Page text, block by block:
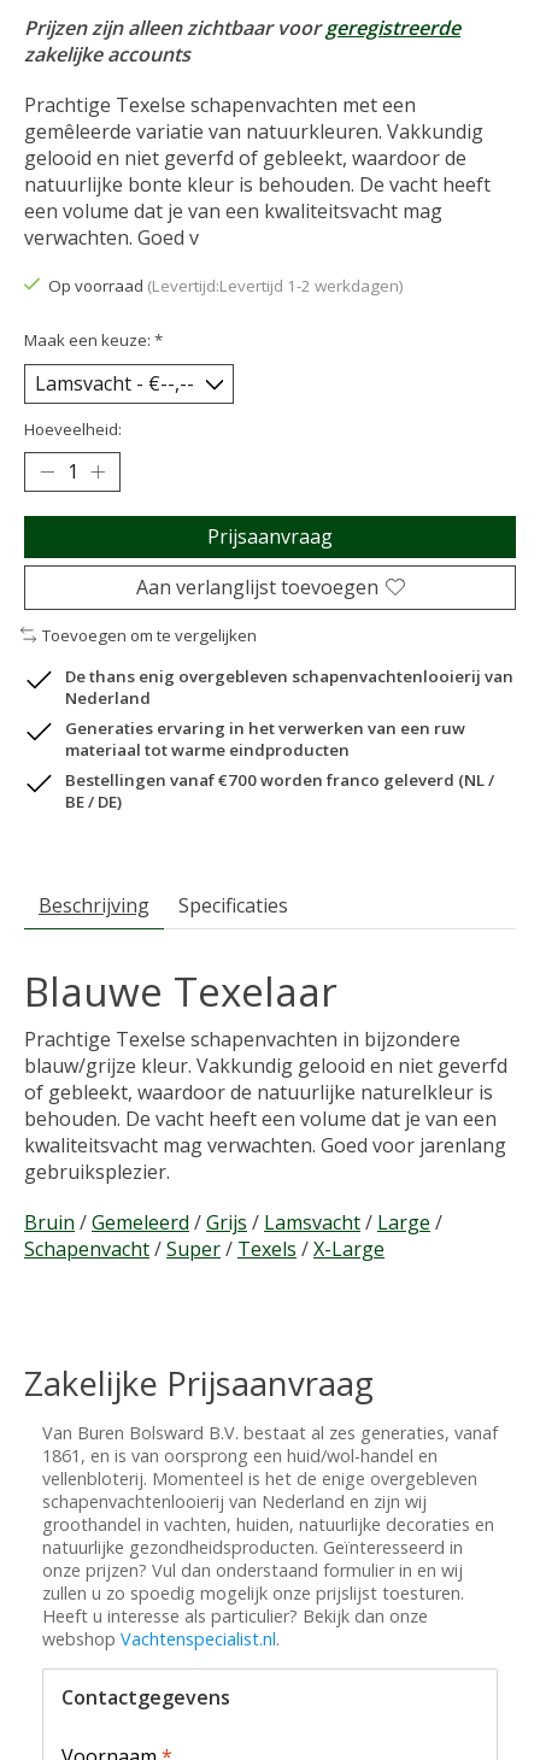
Prijzen zijn alleen zichtbaar voorgeregistreerde
zakelijke accounts
Prachtige Texelse schapenvachten met een
gemêleerde variatie van natuurkleuren. Vakkundig
gelooid en niet geverfd of gebleekt, waardoor de
natuurlijke bonte kleur is behouden. De vacht heeft
een volume dat je van een kwaliteitsvacht mag
verwachten. Goed v
Op voorraad (Levertijd:Levertijd 1-2 werkdagen)
Maak een keuze: *
Hoeveelheid:
Prijsaanvraag
Aan verlanglijst toevoegen
Toevoegen om te vergelijken
De thans enig overgebleven schapenvachtenlooierij van
Nederland
Generaties ervaring in het verwerken van een ruw
materiaal tot warme eindproducten
Bestellingen vanaf €700 worden franco geleverd (NL /
BE / DE)
Beschrijving Specificaties
Blauwe Texelaar
Prachtige Texelse schapenvachten in bijzondere
blauw/grijze kleur. Vakkundig gelooid en niet geverfd
of gebleekt, waardoor de natuurlijke naturelkleur is
behouden. De vacht heeft een volume dat je van een
kwaliteitsvacht mag verwachten. Goed voor jarenlang
gebruiksplezier.
Bruin /Gemeleerd /Grijs / Lamsvacht/ Large /
Schapenvacht/Super/ Texels /X-Large
Zakelijke Prijsaanvraag
Van Buren Bolsward B.V. bestaat al zes generaties, vanaf
1861, en is van oorsprong een huid/wol-handel en
vellenbloterij. Momenteel is het de enige overgebleven
schapenvachtenlooierij van Nederland en zijn wij
groothandel in vachten, huiden, natuurlijke decoraties en
natuurlijke gezondheidsproducten. Geïnteresseerd in
onze prijzen? Vul dan onderstaand formulier in en wij
zullen u zo spoedig mogelijk onze prijslijst toesturen.
Heeft u interesse als particulier? Bekijk dan onze
webshop Vachtenspecialist.nl.
Contactgegevens